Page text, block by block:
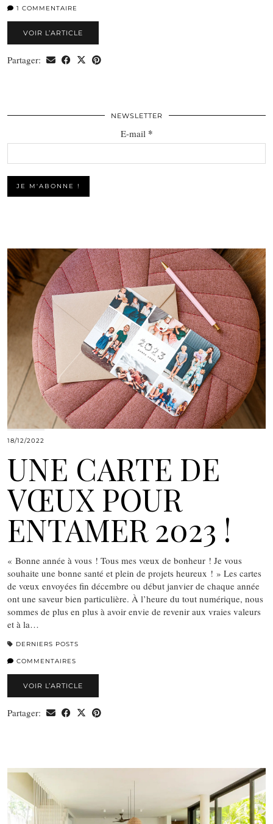
1 COMMENTAIRE
VOIR L’ARTICLE
Partager:
NEWSLETTER
E-mail *
18/12/2022
UNE CARTE DE
VŒUX POUR
ENTAMER 2023 !
« Bonne année à vous ! Tous mes vœux de bonheur ! Je vous
souhaite une bonne santé et plein de projets heureux ! » Les cartes
de vœux envoyées fin décembre ou début janvier de chaque année
ont une saveur bien particulière. À l’heure du tout numérique, nous
sommes de plus en plus à avoir envie de revenir aux vraies valeurs
et à la…
DERNIERS POSTS
COMMENTAIRES
VOIR L’ARTICLE
Partager: